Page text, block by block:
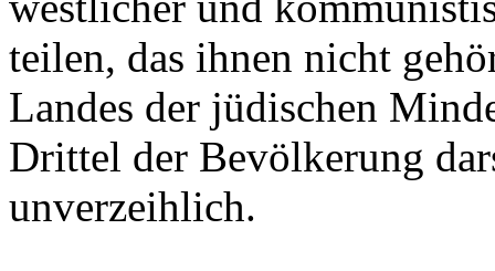
teilen, das ihnen nicht
Landes der jüdischen
Drittel der Bevölkerung
unverzeihlich.